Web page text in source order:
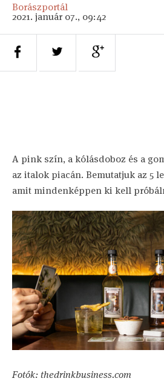
Borászportál
2021. január 07., 09:42
A pink szín, a kólásdoboz és a
az italok piacán. Bemutatjuk az 5
amit mindenképpen ki kell
Fotók: thedrinkbusiness.com